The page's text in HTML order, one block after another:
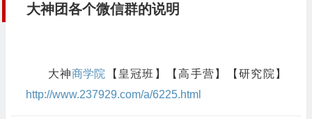
大神团各个微信群的说明
大神商学院 【皇冠班】【高手营】【研究院】
http://www.237929.com/a/6225.html